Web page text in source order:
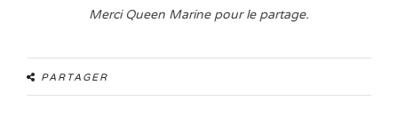
Merci Queen Marine pour le partage.
PARTAGER